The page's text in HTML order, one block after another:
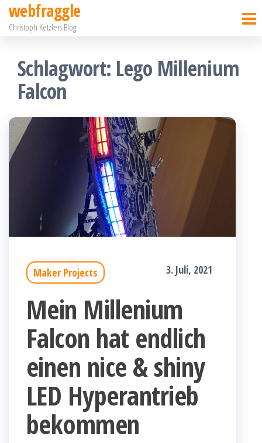
Zum
Inhalt
springen
webfraggle
Christoph Ketzlers Blog
Schlagwort: Lego Millenium
Falcon
Maker Projects 3. Juli, 2021
Mein Millenium
Falcon hat endlich
einen nice & shiny
LED Hyperantrieb
bekommen